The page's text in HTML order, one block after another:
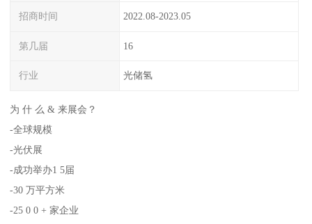
招商时间 2022.08-2023.05
第几届 16
行业 光储氢
为 什 么 & 来展会？
-全球规模
-光伏展
-成功举办1 5届
-30 万平方米
-25 0 0 + 家企业